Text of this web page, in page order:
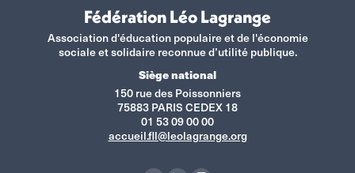
Fédération Léo Lagrange
Association d'éducation populaire et de l'économie
sociale et solidaire reconnue d’utilité publique.
Siège national
150 rue des Poissonniers
75883 PARIS CEDEX 18
01 53 09 00 00
accueil.fll@leolagrange.org